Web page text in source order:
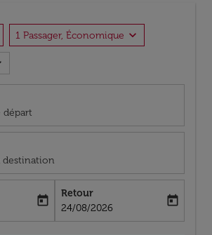
1 Passager, Économique expand_more
départ
destination
date-aria-label
today
Retour
fc-booking-return-date-aria-label
24/08/2026
today